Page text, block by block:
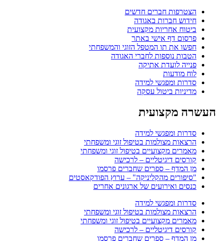
הצטרפות חברים חדשים
חידוש חברות באגודה
ביטוח אחריות מקצועית
פרסום דף אישי באתר
חפשו את תו המטפל הזוגי והמשפחתי
הטבות נוספות לחברי האגודה
פנייה לועדת אתיקה
לוח מודעות
סדרות ומפגשי למידה
מדיניות ביטול עסקה
העשרה מקצועית
סדרות ומפגשי למידה
הרצאות מצולמות בטיפול זוגי ומשפחתי
מאמרים מקצועיים בטיפול זוגי ומשפחתי
קורסים דיגיטליים – לרכישה
מן המדף – ספרים שחברים פרסמו
"סיפורים מהקליניקה" – ערוץ הפודקאסטים
כנסים ואירועים של ארגונים אחרים
סדרות ומפגשי למידה
הרצאות מצולמות בטיפול זוגי ומשפחתי
מאמרים מקצועיים בטיפול זוגי ומשפחתי
קורסים דיגיטליים – לרכישה
מן המדף – ספרים שחברים פרסמו